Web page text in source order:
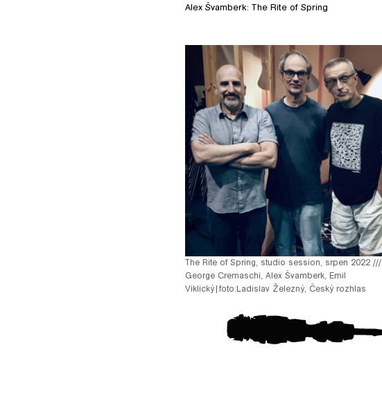
pause
Alex Švamberk: The Rite of Spring
The Rite of Spring, studio session, srpen 2022 ///
George Cremaschi, Alex Švamberk, Emil
Viklický
foto: Ladislav Železný Český rozhlas